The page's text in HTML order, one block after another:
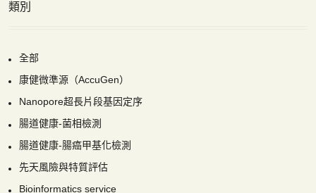
類別
全部
康健微準源（AccuGen）
Nanopore超長片段基因定序
腸道健康-菌相檢測
腸道健康-腸癌甲基化檢測
先天風險與特質評估
Bioinformatics service